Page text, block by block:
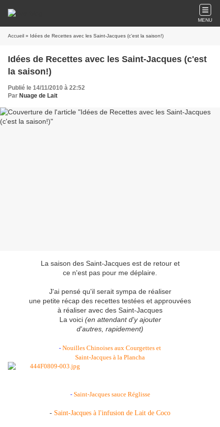
MENU
Accueil » Idées de Recettes avec les Saint-Jacques (c'est la saison!)
Idées de Recettes avec les Saint-Jacques (c'est
la saison!)
Publié le 14/11/2010 à 22:52
Par Nuage de Lait
La saison des Saint-Jacques est de retour et
ce n'est pas pour me déplaire.
J'ai pensé qu'il serait sympa de réaliser
une petite récap des recettes testées et approuvées
à réaliser avec des Saint-Jacques
La voici (en attendant d'y ajouter
d'autres, rapidement)
- Nouilles Chinoises aux Courgettes et
Saint-Jacques à la Plancha
- Saint-Jacques sauce Réglisse
- Saint-Jacques à l'infusion de Lait de Coco